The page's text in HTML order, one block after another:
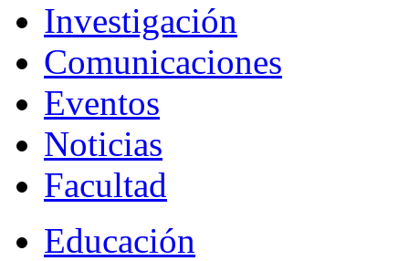
Investigación
Comunicaciones
Eventos
Noticias
Facultad
Educación